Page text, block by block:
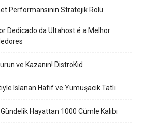
Performansının Stratejik Rolü
Dedicado da Ultahost é a Melhor
ve Kazanın! DistroKid
Islanan Hafif ve Yumuşacık Tatlı
Hayattan 1000 Cümle Kalıbı